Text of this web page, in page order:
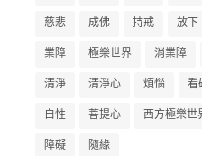
慈悲 成佛 持戒 放下
業障 極樂世界 消業障
清淨 清淨心 煩惱 看
自性 菩提心 西方極樂世
障礙 隨緣